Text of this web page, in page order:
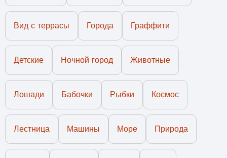
Вид с террасы Города Граффити
Детские Ночной город Животные
Лошади Бабочки Рыбки Космос
Лестница Машины Море Природа